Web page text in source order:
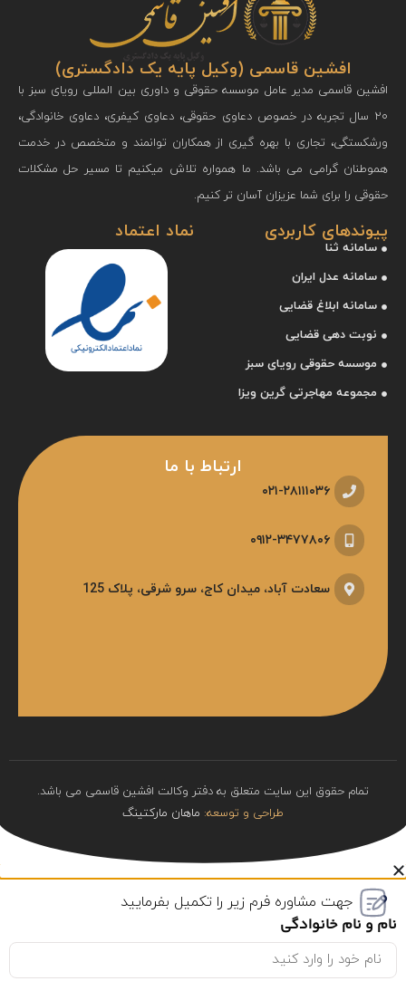
افشین قاسمی (وکیل پایه یک دادگستری)
افشين قاسمی مدير عامل موسسه حقوقی و داوری بين المللی رويای سبز با
۲۰ سال تجربه در خصوص دعاوی حقوقی، دعاوی کیفری، دعاوی خانوادگی،
ورشكستگی، تجاری با بهره گيری از همكاران توانمند و متخصص در خدمت
هموطنان گرامی می باشد. ما همواره تلاش میکنیم تا مسیر حل مشکلات
حقوقی را برای شما عزیزان آسان‌ تر کنیم.
پیوندهای کاربردی
سامانه ثنا
سامانه عدل ایران
سامانه ابلاغ قضایی
نوبت دهی قضایی
موسسه حقوقی رویای سبز
مجموعه مهاجرتی گرین ویزا
نماد اعتماد
ارتباط با ما
۰۲۱-۲۸۱۱۱۰۳۶
۰۹۱۲-۳۴۷۷۸۰۶
سعادت آباد، میدان کاج، سرو شرقی، پلاک 125
تمام حقوق این سایت متعلق به دفتر وکالت افشین قاسمی می باشد.
طراحی و توسعه: ماهان مارکتینگ
جهت مشاوره فرم زیر را تکمیل بفرمایید
نام و نام خانوادگی